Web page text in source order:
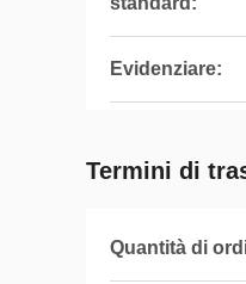
Evidenziare:
Termini di
Quantità di